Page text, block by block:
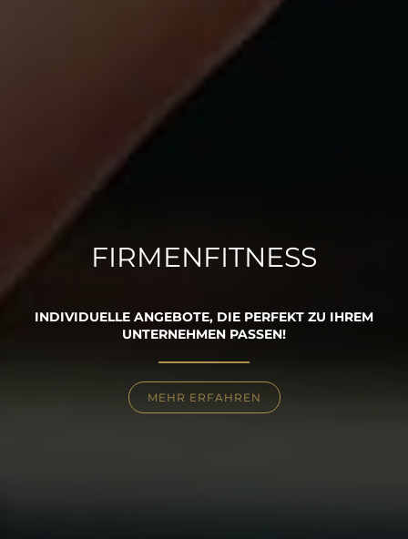
FIRMENFITNESS
INDIVIDUELLE ANGEBOTE, DIE PERFEKT ZU IHREM
UNTERNEHMEN PASSEN!
MEHR ERFAHREN